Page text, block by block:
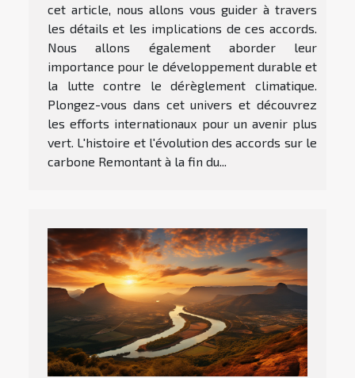
cet article, nous allons vous guider à travers
les détails et les implications de ces accords.
Nous allons également aborder leur
importance pour le développement durable et
la lutte contre le dérèglement climatique.
Plongez-vous dans cet univers et découvrez
les efforts internationaux pour un avenir plus
vert. L'histoire et l'évolution des accords sur le
carbone Remontant à la fin du...